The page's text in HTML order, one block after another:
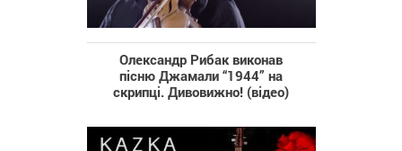
Олександр Рибак виконав
пісню Джамали “1944” на
скрипці. Дивовижно! (відео)